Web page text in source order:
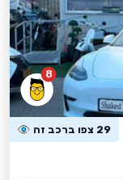
8
29 צפו ברכב זה